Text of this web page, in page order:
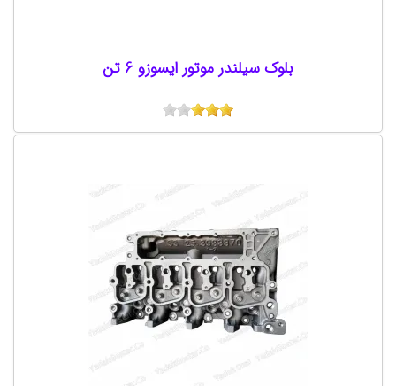
بلوک سیلندر موتور ایسوزو 6 تن